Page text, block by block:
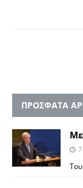
ΠΡΟΣΦΑΤΑ